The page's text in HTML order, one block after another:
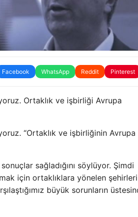
Facebook WhatsApp Reddit Pinterest
Ortaklık ve işbirliği Avrupa
“Ortaklık ve işbirliğinin Avrupa
sağladığını söylüyor. Şimdi
için ortaklıklara yönelen şehirleri
büyük sorunların